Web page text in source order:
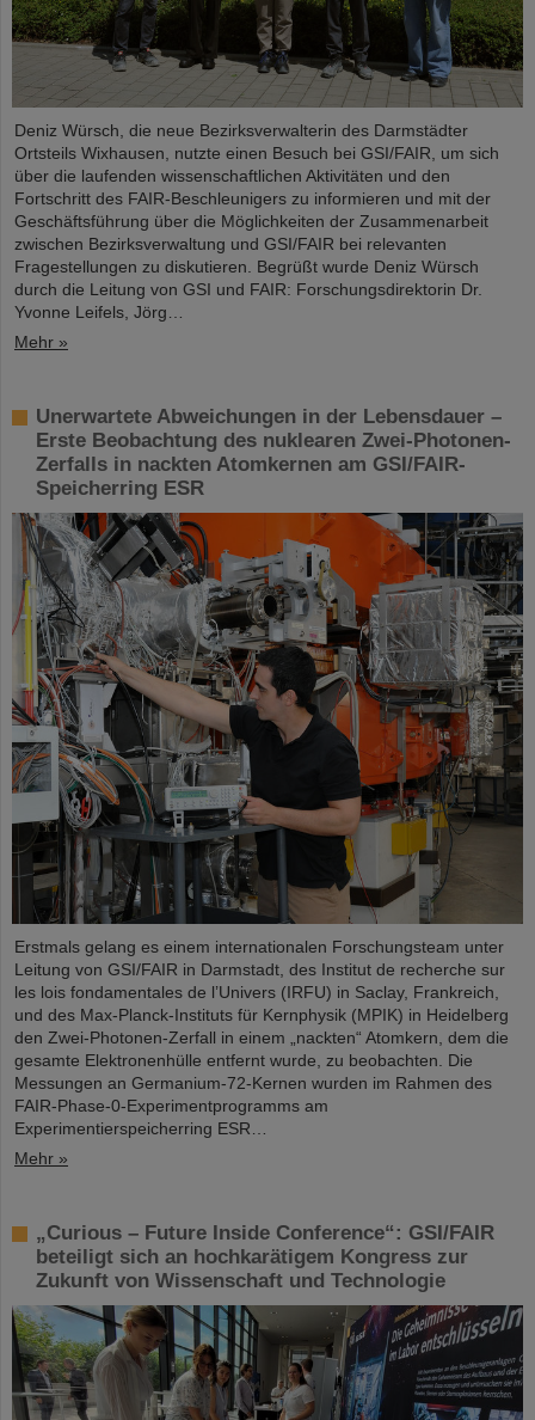
Deniz Würsch, die neue Bezirksverwalterin des Darmstädter
Ortsteils Wixhausen, nutzte einen Besuch bei GSI/FAIR, um sich
über die laufenden wissenschaftlichen Aktivitäten und den
Fortschritt des FAIR-Beschleunigers zu informieren und mit der
Geschäftsführung über die Möglichkeiten der Zusammenarbeit
zwischen Bezirksverwaltung und GSI/FAIR bei relevanten
Fragestellungen zu diskutieren. Begrüßt wurde Deniz Würsch
durch die Leitung von GSI und FAIR: Forschungsdirektorin Dr.
Yvonne Leifels, Jörg…
Mehr »
Unerwartete Abweichungen in der Lebensdauer –
Erste Beobachtung des nuklearen Zwei-Photonen-
Zerfalls in nackten Atomkernen am GSI/FAIR-
Speicherring ESR
Erstmals gelang es einem internationalen Forschungsteam unter
Leitung von GSI/FAIR in Darmstadt, des Institut de recherche sur
les lois fondamentales de l’Univers (IRFU) in Saclay, Frankreich,
und des Max-Planck-Instituts für Kernphysik (MPIK) in Heidelberg
den Zwei-Photonen-Zerfall in einem „nackten“ Atomkern, dem die
gesamte Elektronenhülle entfernt wurde, zu beobachten. Die
Messungen an Germanium-72-Kernen wurden im Rahmen des
FAIR-Phase-0-Experimentprogramms am
Experimentierspeicherring ESR…
Mehr »
„Curious – Future Inside Conference“: GSI/FAIR
beteiligt sich an hochkarätigem Kongress zur
Zukunft von Wissenschaft und Technologie